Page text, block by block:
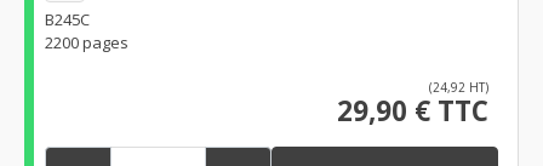
B245C
2200 pages
(24,92 HT)
29,90 € TTC